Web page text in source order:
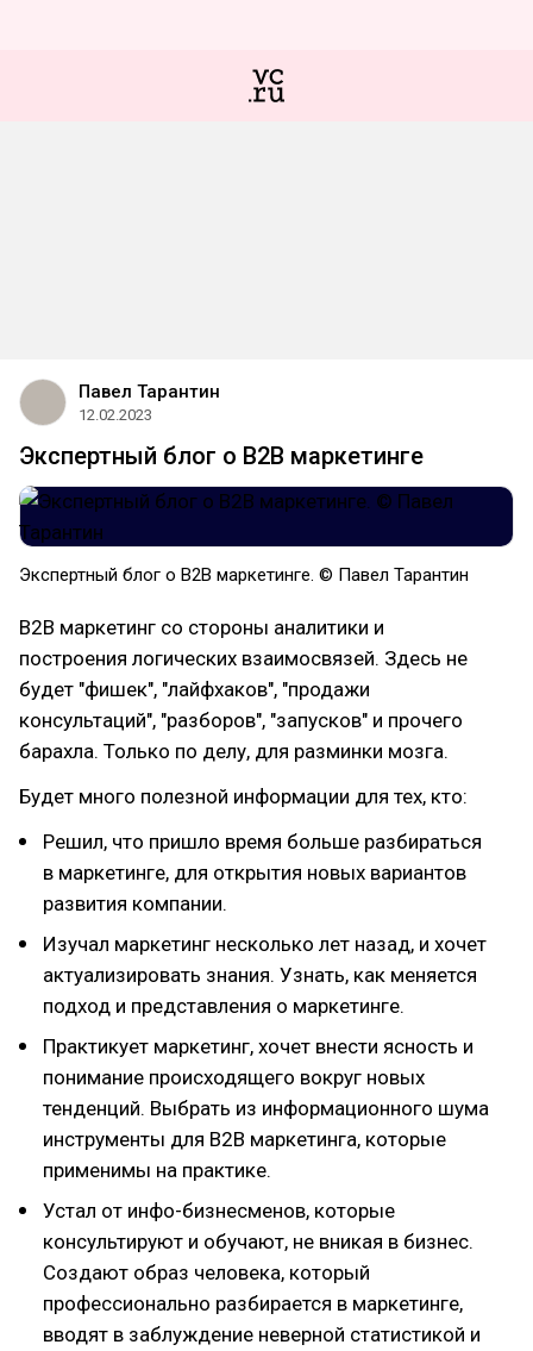
Павел Тарантин
12.02.2023
Экспертный блог о B2B маркетинге
Экспертный блог о B2B маркетинге. © Павел Тарантин
B2B маркетинг со стороны аналитики и
построения логических взаимосвязей. Здесь не
будет "фишек", "лайфхаков", "продажи
консультаций", "разборов", "запусков" и прочего
барахла. Только по делу, для разминки мозга.
Будет много полезной информации для тех, кто:
Решил, что пришло время больше разбираться
в маркетинге, для открытия новых вариантов
развития компании.
Изучал маркетинг несколько лет назад, и хочет
актуализировать знания. Узнать, как меняется
подход и представления о маркетинге.
Практикует маркетинг, хочет внести ясность и
понимание происходящего вокруг новых
тенденций. Выбрать из информационного шума
инструменты для B2B маркетинга, которые
применимы на практике.
Устал от инфо-бизнесменов, которые
консультируют и обучают, не вникая в бизнес.
Создают образ человека, который
профессионально разбирается в маркетинге,
вводят в заблуждение неверной статистикой и